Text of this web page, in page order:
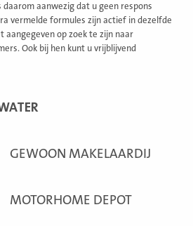
daarom aanwezig dat u geen respons
vermelde formules zijn actief in dezelfde
aangegeven op zoek te zijn naar
Ook bij hen kunt u vrijblijvend
GEWOON MAKELAARDIJ
MOTORHOME DEPOT